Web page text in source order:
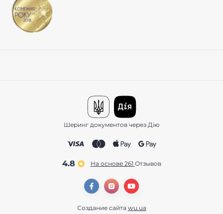
Шеринг документов через Дію
4.8 На основе 261 отзывов
Создание сайта wu.ua